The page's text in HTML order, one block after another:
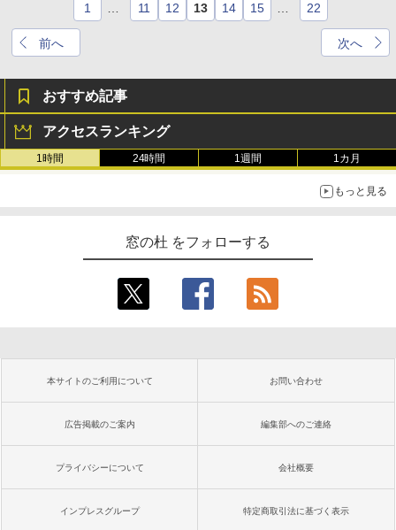
前へ
1 11 12 13 14 15 22
次へ
おすすめ記事
アクセスランキング
1時間 24時間 1週間 1カ月
もっと見る
窓の杜 をフォローする
本サイトのご利用について お問い合わせ
広告掲載のご案内 編集部へのご連絡
プライバシーについて 会社概要
インプレスグループ 特定商取引法に基づく表示